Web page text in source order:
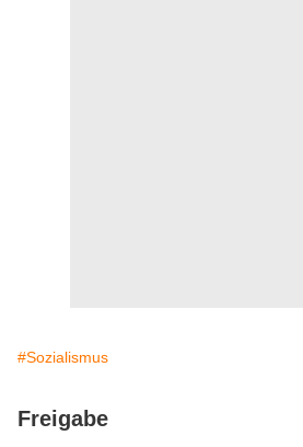
#Sozialismus
Freigabe